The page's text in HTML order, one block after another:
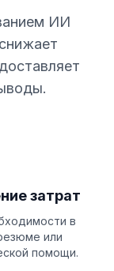
ИИ
затрат
в
или
помощи.